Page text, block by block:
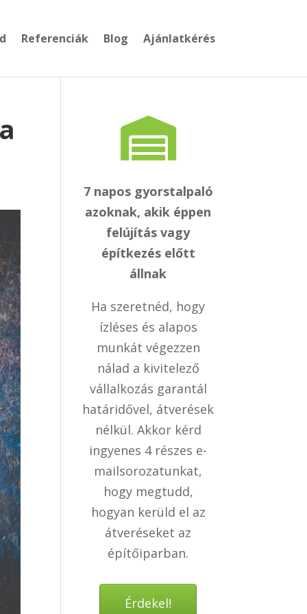
Referenciák Blog Ajánlatkérés
7 napos gyorstalpaló
azoknak, akik éppen
felújítás vagy
építkezés előtt
állnak
Ha szeretnéd, hogy
ízléses és alapos
munkát végezzen
nálad a kivitelező
vállalkozás garantál
határidővel, átverések
nélkül. Akkor kérd
ingyenes 4 részes e-
mailsorozatunkat,
hogy megtudd,
hogyan kerüld el az
átveréseket az
építőiparban.
Érdekel!